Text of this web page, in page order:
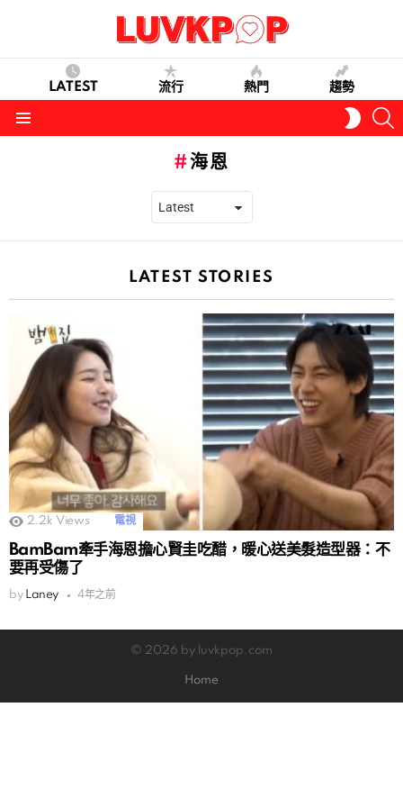
LATEST 流行 熱門 趨勢
SKIN
海恩
LATEST STORIES
2.2k Views 電視
BamBam牽手海恩擔心賢圭吃醋，暖心送美髮造型器：不
要再受傷了
by Laney 4年之前
© 2026 by luvkpop.com
Home